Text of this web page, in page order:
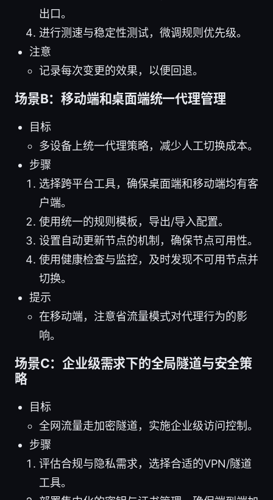
出口。
进行测速与稳定性测试，微调规则优先级。
注意
记录每次变更的效果，以便回退。
场景B：移动端和桌面端统一代理管理
目标
多设备上统一代理策略，减少人工切换成本。
步骤
选择跨平台工具，确保桌面端和移动端均有客
户端。
使用统一的规则模板，导出/导入配置。
设置自动更新节点的机制，确保节点可用性。
使用健康检查与监控，及时发现不可用节点并
切换。
提示
在移动端，注意省流量模式对代理行为的影
响。
场景C：企业级需求下的全局隧道与安全策
略
目标
全网流量走加密隧道，实施企业级访问控制。
步骤
评估合规与隐私需求，选择合适的VPN/隧道
工具。